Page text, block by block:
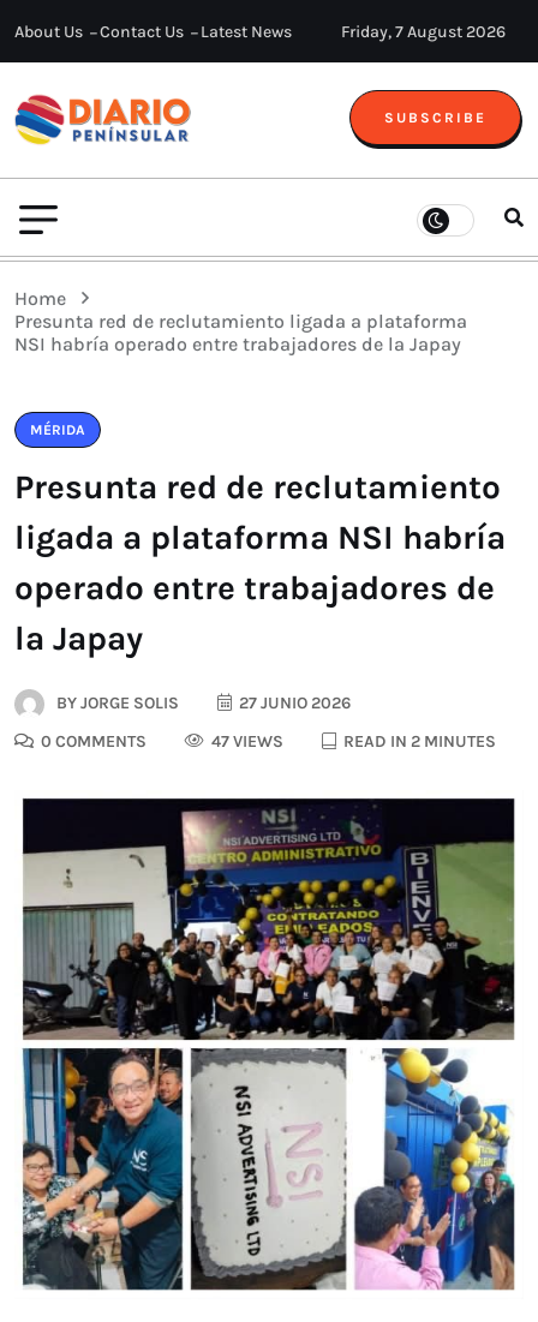
About Us Contact Us Latest News Friday, 7 August 2026
SUBSCRIBE
Home
Presunta red de reclutamiento ligada a plataforma
NSI habría operado entre trabajadores de la Japay
MÉRIDA
Presunta red de reclutamiento
ligada a plataforma NSI habría
operado entre trabajadores de
la Japay
BYJORGE SOLIS
27 JUNIO 2026
0 COMMENTS
47 VIEWS READ IN 2 MINUTES